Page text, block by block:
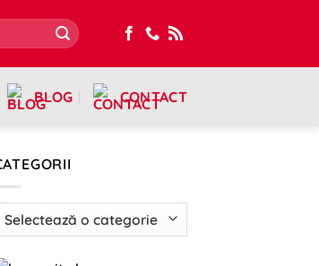
BLOG CONTACT
Categorii